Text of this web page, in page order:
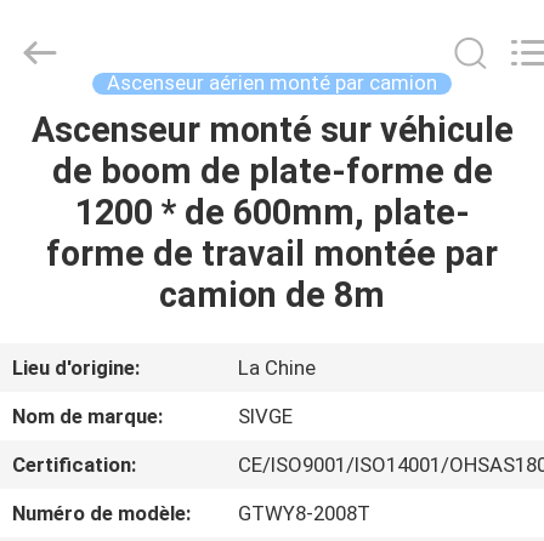
MAISON
PRODUITS
AU
SUJET
NOUS
SIVGE
MACHINERY
Reserved.
Ascenseur aérien monté par camion
Ascenseur monté sur véhicule
de boom de plate-forme de
1200 * de 600mm, plate-
forme de travail montée par
camion de 8m
Lieu d'origine:
La Chine
Nom de marque:
SIVGE
Certification:
CE/ISO9001/ISO14001/
Numéro de modèle:
GTWY8-2008T